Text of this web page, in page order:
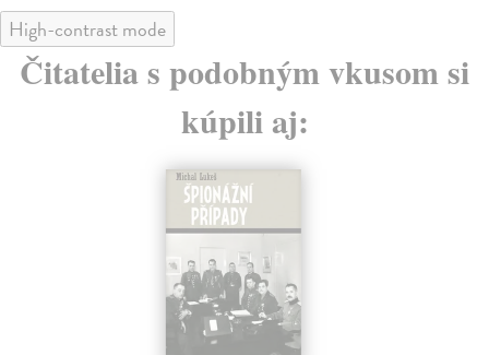
High-contrast mode
Čitatelia s podobným vkusom si
kúpili aj: